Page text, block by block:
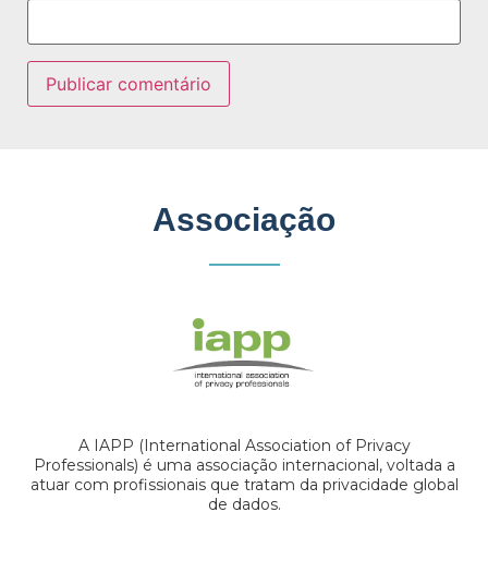
Associação
A IAPP (International Association of Privacy
Professionals) é uma associação internacional, voltada a
atuar com profissionais que tratam da privacidade global
de dados.